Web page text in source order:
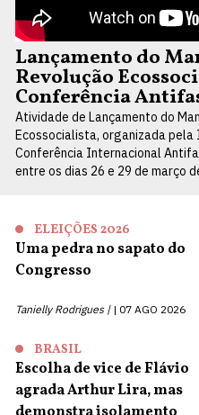
Lançamento do
Revolução
Conferência
Atividade de Lançamento do
Ecossocialista, organizada pela
Conferência Internacional
entre os dias 26 e 29 de março
ELEIÇÕES 2026
Uma pedra no sapato do
Congresso
Tanielly Rodrigues | 07 AGO 2026
BRASIL
Escolha de vice de Flávio
agrada Arthur Lira, mas